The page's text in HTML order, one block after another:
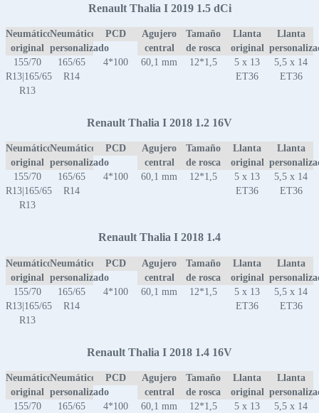
Renault Thalia I 2019 1.5 dCi
Neumático
original
Neumático
personalizado
PCD
Agujero
central
Tamaño
de rosca
Llanta
original
Llanta
155/70
R13|165/65
R13
165/65
R14
4*100 60,1 mm 12*1,5
5 x 13
ET36
5,5 x 14
ET36
Renault Thalia I 2018 1.2 16V
Neumático
original
Neumático
personalizado
PCD
Agujero
central
Tamaño
de rosca
Llanta
original
Llanta
155/70
R13|165/65
R13
165/65
R14
4*100 60,1 mm 12*1,5
5 x 13
ET36
5,5 x 14
ET36
Renault Thalia I 2018 1.4
Neumático
original
Neumático
personalizado
PCD
Agujero
central
Tamaño
de rosca
Llanta
original
Llanta
155/70
R13|165/65
R13
165/65
R14
4*100 60,1 mm 12*1,5
5 x 13
ET36
5,5 x 14
ET36
Renault Thalia I 2018 1.4 16V
Neumático
original
Neumático
personalizado
PCD
Agujero
central
Tamaño
de rosca
Llanta
original
Llanta
155/70
165/65
4*100 60,1 mm 12*1,5
5 x 13
5,5 x 14